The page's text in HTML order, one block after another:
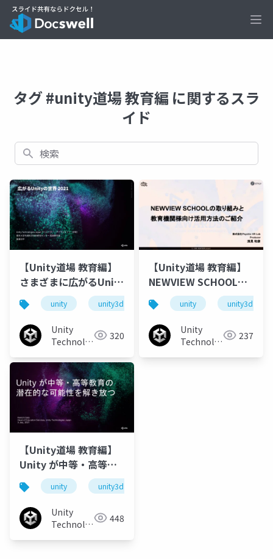
タグ #unity道場 教育編 に関するスラ
イド
検索
【Unity道場 教育編】
さまざまに広がるUnity
の世界 2021
unity unity3d unity道場 unitydojo
Unity
Technologies 320
【Unity道場 教育編】
NEWVIEW SCHOOLの
取り組みと教育機関様
向け活用方法のご紹介
unity unity3d
Unity
Technologies 237
【Unity道場 教育編】
Unity が中等・高等教
育の潜在的な可能性を
解き放つ
unity unity3d
Unity
Technologies 448